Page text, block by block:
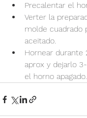
Precalentar el
Verter la
molde cuadrado
aceitado.
Hornear durante
aprox y dejarlo
el horno apagado.